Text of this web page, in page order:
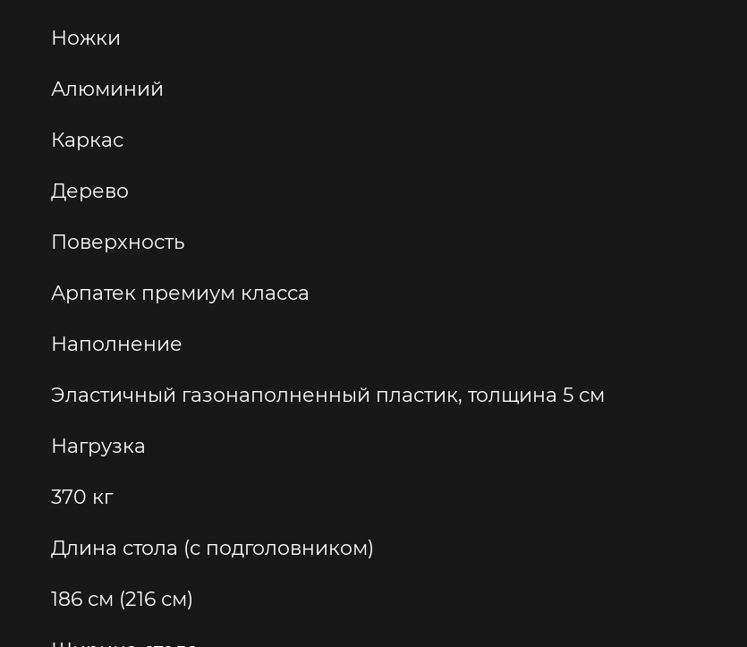
Ножки
Алюминий
Каркас
Дерево
Поверхность
Арпатек премиум класса
Наполнение
Эластичный газонаполненный пластик, толщина 5 см
Нагрузка
370 кг
Длина стола (с подголовником)
186 см (216 см)